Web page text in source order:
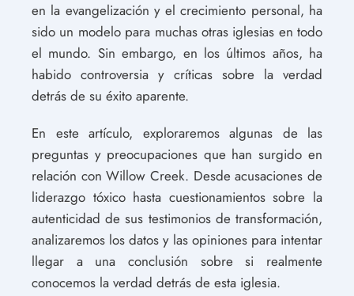
en la evangelización y el crecimiento personal, ha
sido un modelo para muchas otras iglesias en todo
el mundo. Sin embargo, en los últimos años, ha
habido controversia y críticas sobre la verdad
detrás de su éxito aparente.
En este artículo, exploraremos algunas de las
preguntas y preocupaciones que han surgido en
relación con Willow Creek. Desde acusaciones de
liderazgo tóxico hasta cuestionamientos sobre la
autenticidad de sus testimonios de transformación,
analizaremos los datos y las opiniones para intentar
llegar a una conclusión sobre si realmente
conocemos la verdad detrás de esta iglesia.